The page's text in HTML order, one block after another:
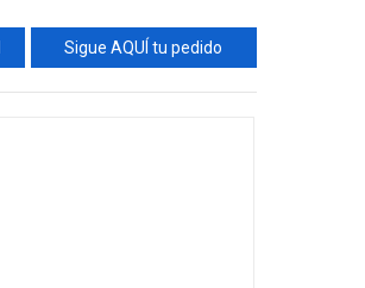
Sigue AQUÍ tu pedido